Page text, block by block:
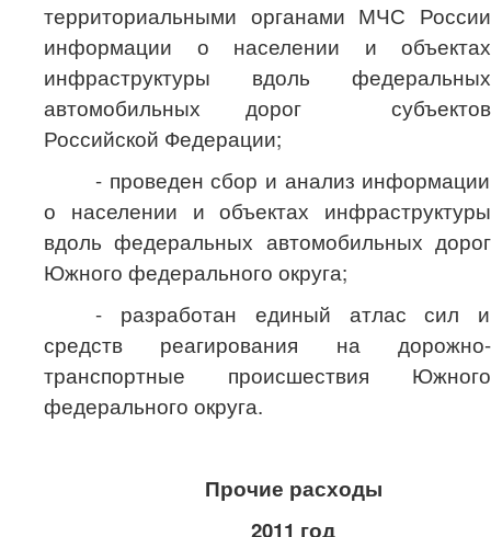
территориальными органами МЧС России
информации о населении и объектах
инфраструктуры вдоль федеральных
автомобильных дорог субъектов
Российской Федерации;
- проведен сбор и анализ информации
о населении и объектах инфраструктуры
вдоль федеральных автомобильных дорог
Южного федерального округа;
- разработан единый атлас сил и
средств реагирования на дорожно-
транспортные происшествия Южного
федерального округа.
Прочие расходы
2011 год